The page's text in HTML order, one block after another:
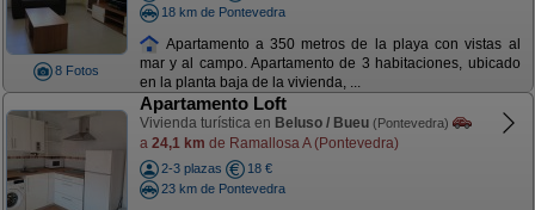
8 Fotos
18 km de Pontevedra
Apartamento a 350 metros de la playa con vistas al
mar y al campo. Apartamento de 3 habitaciones, ubicado
en la planta baja de la vivienda, ...
Apartamento Loft
Vivienda turística en Beluso / Bueu (Pontevedra)
a 24,1 km de Ramallosa A (Pontevedra)
2-3 plazas
18 €
23 km de Pontevedra